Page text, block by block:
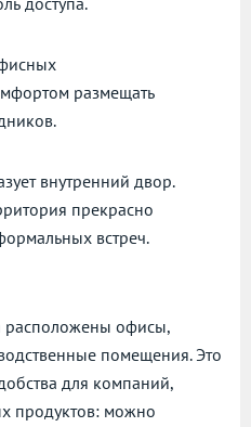
размещать
внутренний двор.
прекрасно
встреч.
расположены офисы,
помещения. Это
для компаний,
продуктов: можно